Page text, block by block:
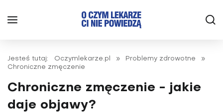
Jesteś tutaj: Oczymlekarze.pl » Problemy zdrowotne
»
Chroniczne zmęczenie
Chroniczne zmęczenie - jakie
daje objawy?